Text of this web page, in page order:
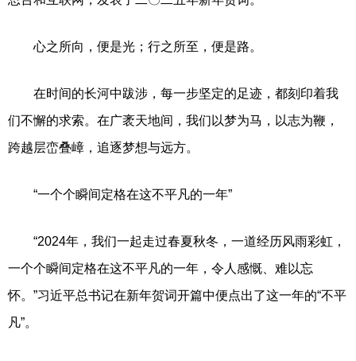
心之所向，便是光；行之所至，便是路。
在时间的长河中跋涉，每一步坚定的足迹，都刻印着我
们不懈的求索。在广袤天地间，我们以梦为马，以志为鞭，
跨越层峦叠嶂，追逐梦想与远方。
“一个个瞬间定格在这不平凡的一年”
“2024年，我们一起走过春夏秋冬，一道经历风雨彩虹，
一个个瞬间定格在这不平凡的一年，令人感慨、难以忘
怀。”习近平总书记在新年贺词开篇中便点出了这一年的“不平
凡”。